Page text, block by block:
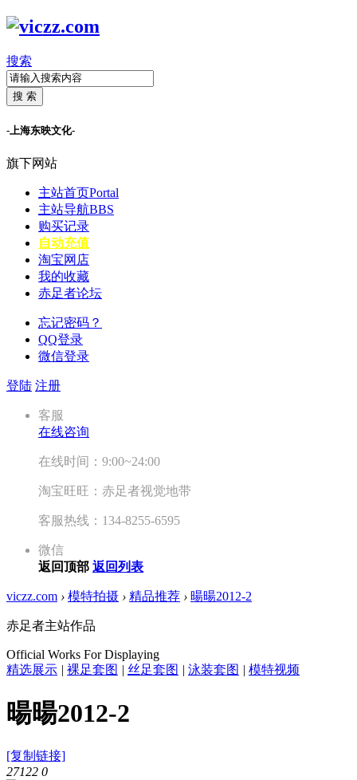
搜索
搜 索
-上海东映文化-
旗下网站
主站首页Portal
主站导航BBS
购买记录
自动充值
淘宝网店
我的收藏
赤足者论坛
忘记密码？
QQ登录
微信登录
登陆 注册
客服
在线咨询
在线时间：9:00~24:00
淘宝旺旺：赤足者视觉地带
客服热线：134-8255-6595
微信
返回顶部 返回列表
viczz.com › 模特拍摄 › 精品推荐 › 暘暘2012-2
赤足者主站作品
Official Works For Displaying
精选展示 | 裸足套图 | 丝足套图 | 泳装套图 | 模特视频
暘暘2012-2
[复制链接]
27122 0